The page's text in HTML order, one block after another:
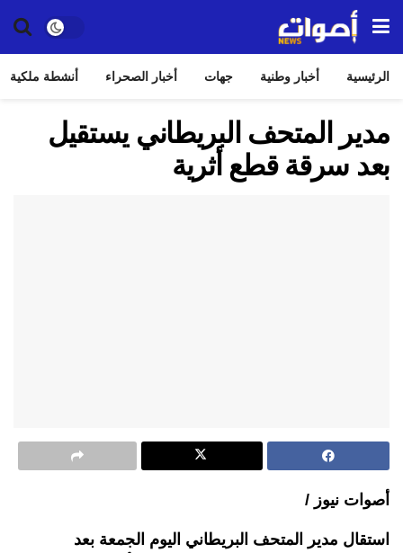
الرئيسية أخبار وطنية جهات أخبار الصحراء أنشطة ملكية
مدير المتحف البريطاني يستقيل
بعد سرقة قطع أثرية
أصوات نيوز /
استقال مدير المتحف البريطاني اليوم الجمعة بعد